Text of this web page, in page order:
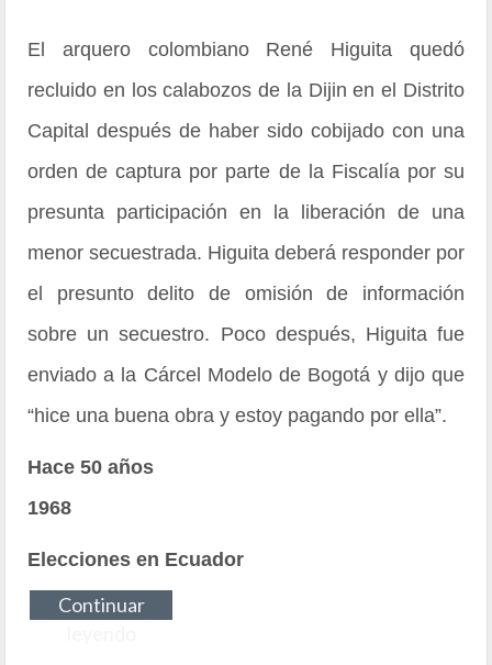
El arquero colombiano René Higuita quedó
recluido en los calabozos de la Dijin en el Distrito
Capital después de haber sido cobijado con una
orden de captura por parte de la Fiscalía por su
presunta participación en la liberación de una
menor secuestrada. Higuita deberá responder por
el presunto delito de omisión de información
sobre un secuestro. Poco después, Higuita fue
enviado a la Cárcel Modelo de Bogotá y dijo que
“hice una buena obra y estoy pagando por ella”.
Hace 50 años
1968
Elecciones en Ecuador
Continuar